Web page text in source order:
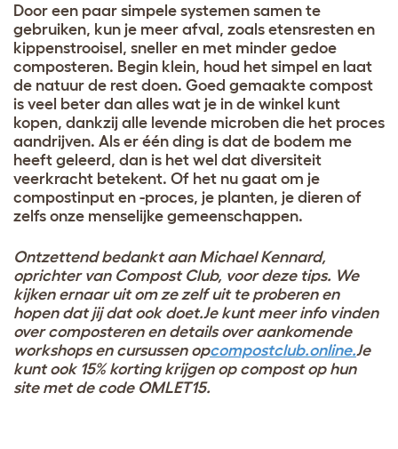
Door een paar simpele systemen samen te
gebruiken, kun je meer afval, zoals etensresten en
kippenstrooisel, sneller en met minder gedoe
composteren. Begin klein, houd het simpel en laat
de natuur de rest doen. Goed gemaakte compost
is veel beter dan alles wat je in de winkel kunt
kopen, dankzij alle levende microben die het proces
aandrijven. Als er één ding is dat de bodem me
heeft geleerd, dan is het wel dat diversiteit
veerkracht betekent. Of het nu gaat om je
compostinput en -proces, je planten, je dieren of
zelfs onze menselijke gemeenschappen.
Ontzettend bedankt aan Michael Kennard,
oprichter van Compost Club, voor deze tips. We
kijken ernaar uit om ze zelf uit te proberen en
hopen dat jij dat ook doet.Je kunt meer info vinden
over composteren en details over aankomende
workshops en cursussen opcompostclub.online.Je
kunt ook 15% korting krijgen op compost op hun
site met de code OMLET15.